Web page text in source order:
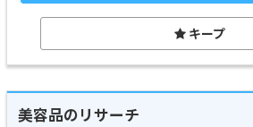
キープ
美容品のリサーチ